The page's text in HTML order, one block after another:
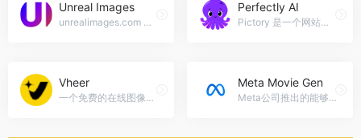
Unreal Images
unrealimages.com 是一个提供高质量图片资源的在线图片库，适用于网站设计、广告宣传和文章配图等场景。，Unreal Images官网入口网址
Perfectly AI
Pictory 是一个网站，可帮助您根据文本创建视频。您可以使用它来制作引人入胜的故事、演示文稿或广告。Perfectly AI官网入口网址
Vheer
一个免费的在线图像生成平台，无需注册就能使用。它有好多工具，比如用文字生成图片、把一张图片变成另一种风格的图片、去掉图片背景、从图片里提取文字，还能帮人生成AI提示词。Vheer官网入口网址
Meta Movie Gen
Meta公司推出的能够通过简单的文本输入生成视频和声音的AI工具。MetaMovieGen可以创建长达16秒的逼真视频片段，并支持将图像转化为视频，添加音乐和音效。Meta Movie Gen官网入口网址